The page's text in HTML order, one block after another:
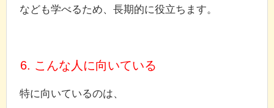
なども学べるため、長期的に役立ちます。
6. こんな人に向いている
特に向いているのは、